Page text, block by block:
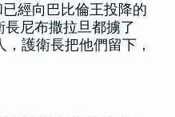
經向巴比倫王投降的
長尼布撒拉旦都擄了
護衛長把他們留下，